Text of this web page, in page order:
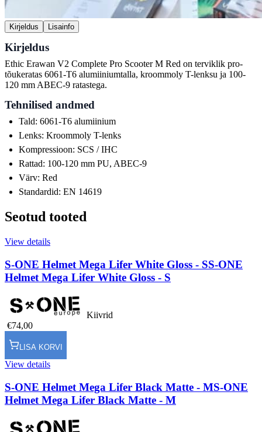
Kirjeldus Lisainfo
Kirjeldus
Ethic Erawan V2 Complete Pro Scooter M Red on terviklik pro-
tõukeratas 6061-T6 alumiiniumtalla, kroommoly T-lenksu ja 100-
120 mm ABEC-9 ratastega.
Tehnilised andmed
Tald: 6061-T6 alumiinium
Lenks: Kroommoly T-lenks
Kompressioon: SCS / IHC
Rattad: 100-120 mm PU, ABEC-9
Värv: Red
Standardid: EN 14619
Seotud tooted
View details
S-ONE Helmet Mega Lifer White Gloss - SS-ONE
Helmet Mega Lifer White Gloss - S
Kiivrid
€74,00
LISA KORVI
View details
S-ONE Helmet Mega Lifer Black Matte - MS-ONE
Helmet Mega Lifer Black Matte - M